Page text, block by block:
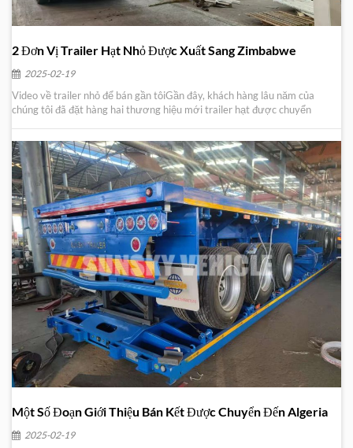
2 Đơn Vị Trailer Hạt Nhỏ Được Xuất Sang Zimbabwe
2025-02-19
Video về trailer nhỏ để bán gần tôiGần đây, khách hàng lâu năm của
chúng tôi đã đặt hàng hai thương hiệu mới trailer hạt được chuyển
năm ngoái, một trong những khác...
Một Số Đoạn Giới Thiệu Bán Kết Được Chuyển Đến Algeria
2025-02-19